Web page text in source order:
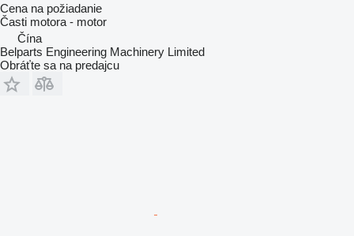
Cena na požiadanie
Časti motora - motor
Čína
Belparts Engineering Machinery Limited
Obráťte sa na predajcu